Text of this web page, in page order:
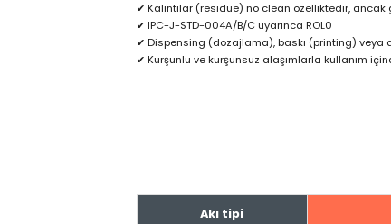
✔ Kalıntılar (residue) no clean özelliktedir,
✔ IPC-J-STD-004A/B/C uyarınca ROL0
✔ Dispensing (dozajlama), baskı (printing)
✔ Kurşunlu ve kurşunsuz alaşımlarla kullanım
Akı tipi